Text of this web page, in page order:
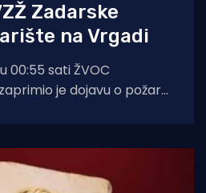
Zadarske
na Vrgadi
00:55 sati ŽVOC
je dojavu o požaru